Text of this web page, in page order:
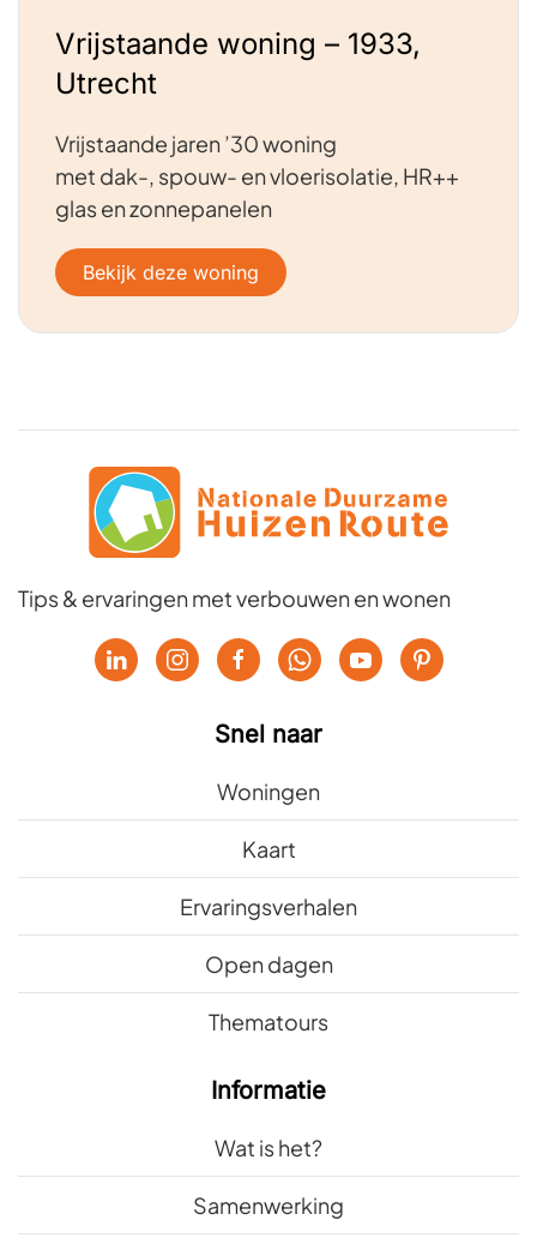
Vrijstaande woning – 1933,
Utrecht
Vrijstaande jaren ’30 woning
met dak-, spouw- en vloerisolatie, HR++
glas en zonnepanelen
Bekijk deze woning
Tips & ervaringen met verbouwen en wonen
Snel naar
Woningen
Kaart
Ervaringsverhalen
Open dagen
Thematours
Informatie
Wat is het?
Samenwerking